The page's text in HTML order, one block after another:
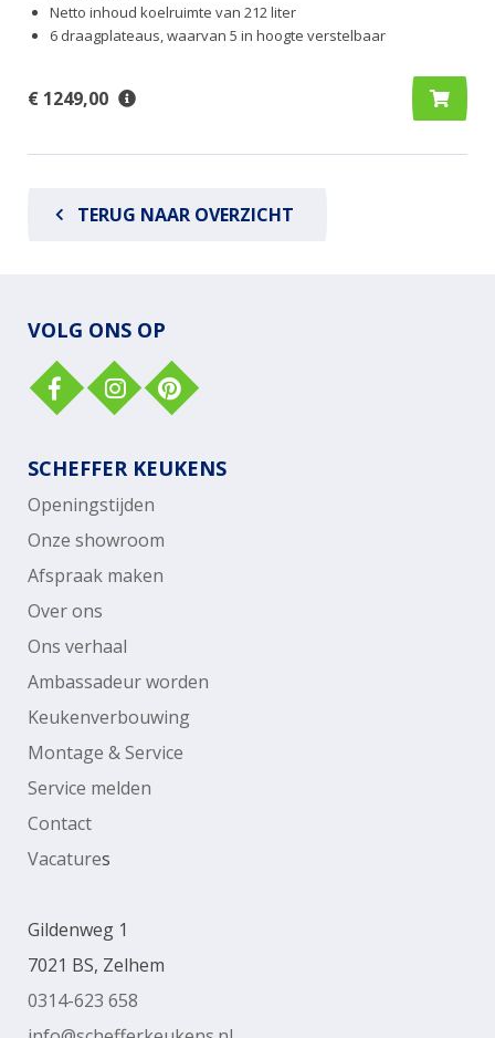
Netto inhoud koelruimte van 212 liter
6 draagplateaus, waarvan 5 in hoogte verstelbaar
€ 1249,00
TERUG NAAR OVERZICHT
VOLG ONS OP
SCHEFFER KEUKENS
Openingstijden
Onze showroom
Afspraak maken
Over ons
Ons verhaal
Ambassadeur worden
Keukenverbouwing
Montage & Service
Service melden
Contact
Vacatures
Gildenweg 1
7021 BS, Zelhem
0314-623 658